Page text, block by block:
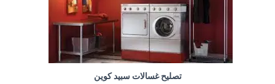
تصليح غسالات سبيد كوين